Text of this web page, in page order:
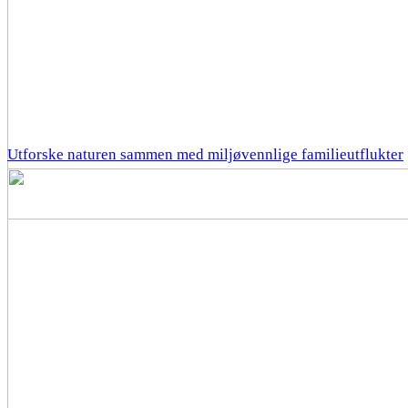
Utforske naturen sammen med miljøvennlige familieutflukter